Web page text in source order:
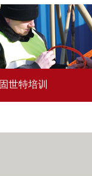
固世特培训